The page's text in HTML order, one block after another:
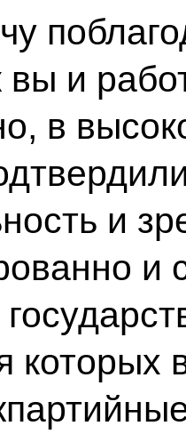
вы и
в
и
и
которых